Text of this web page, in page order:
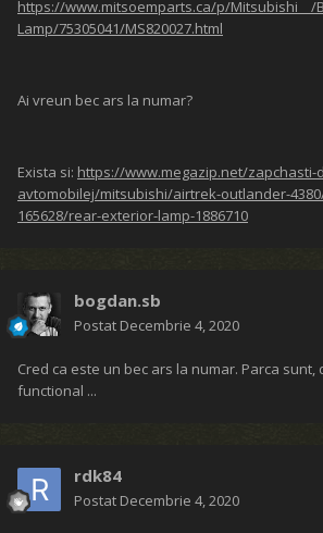
https://www.mitsoemparts.ca/p/Mitsubishi__/
Lamp/75305041/MS820027.html
Ai vreun bec ars la numar?
Exista si: https://www.megazip.net/zapchasti-
avtomobilej/mitsubishi/airtrek-outlander-
165628/rear-exterior-lamp-1886710
bogdan.sb
Postat Decembrie 4, 2020
Cred ca este un bec ars la numar. Parca sunt,
functional ...
rdk84
Postat Decembrie 4, 2020